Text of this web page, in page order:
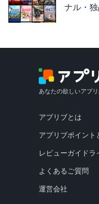
ナル・独
あなたの欲しいアプ
アプリブとは
アプリブポイント
レビューガイドラ
よくあるご質問
運営会社